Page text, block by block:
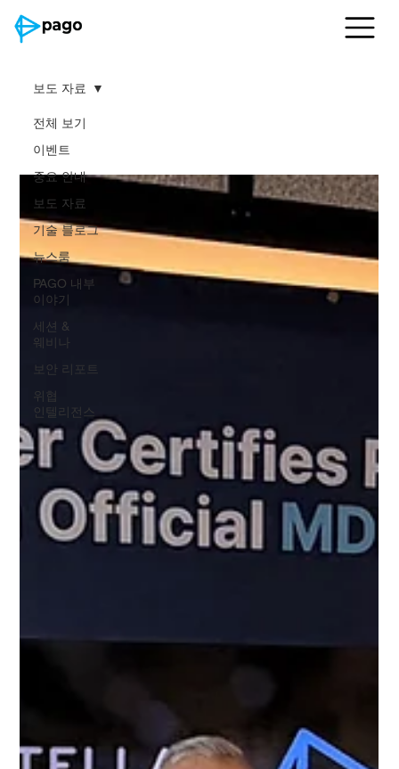
전체 보기
이벤트
중요 안내
보도 자료
기술 블로그
뉴스룸
PAGO 내부
이야기
세션 &
웨비나
보안 리포트
위협
인텔리전스
보도 자료
보도 자료